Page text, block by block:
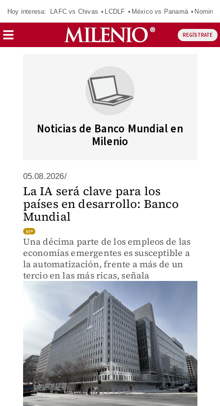
Hoy interesa: LAFC vs Chivas LCDLF México vs Panamá
REGÍSTRATE
Noticias de Banco Mundial en
Milenio
05.08.2026/
La IA será clave para los
países en desarrollo: Banco
Mundial
Una décima parte de los empleos de las
economías emergentes es susceptible a
la automatización, frente a más de un
tercio en las más ricas, señala